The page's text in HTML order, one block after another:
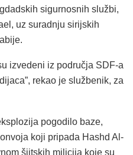
sigurnosnih službi,
uz suradnju sirijskih
izvedeni iz područja SDF-a
rekao je službenik, za
pogodilo baze,
koji pripada Hashd Al-
šiitskih milicija koje su